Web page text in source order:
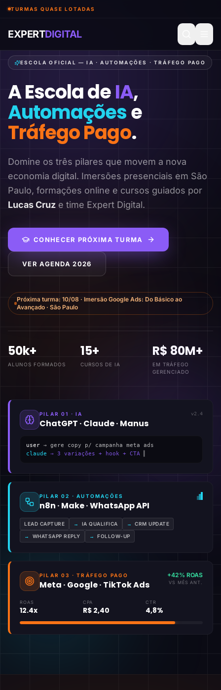
TURMAS QUASE LOTADAS
EXPERTDIGITAL
ESCOLA OFICIAL — IA · AUTOMAÇÕES · TRÁFEGO PAGO
A Escola deIA,
Automaçõese
Tráfego Pago.
Domine os três pilares que movem a nova
economia digital. Imersões presenciais em São
Paulo, formações online e cursos guiados por
Lucas Cruz e time Expert Digital.
CONHECER PRÓXIMA TURMA
VER AGENDA 2026
Próxima turma: 10/08 · Imersão Google Ads: Do Básico ao
Avançado · São Paulo
50k+
ALUNOS FORMADOS
15+
CURSOS DE IA
R$ 80M+
EM TRÁFEGO
GERENCIADO
PILAR 01 · IA
ChatGPT · Claude · Manus
v2.4
user → gere copy p/ campanha meta ads
claude → 3 variações + hook + CTA
PILAR 02 · AUTOMAÇÕES
n8n · Make · WhatsApp API
LEAD CAPTURE → IA QUALIFICA → CRM UPDATE
→ WHATSAPP REPLY → FOLLOW-UP
PILAR 03 · TRÁFEGO PAGO
Meta · Google · TikTok Ads
+42% ROAS
VS MÊS ANT.
ROAS
12.4x
CPA
R$ 2,40
CTR
4,8%